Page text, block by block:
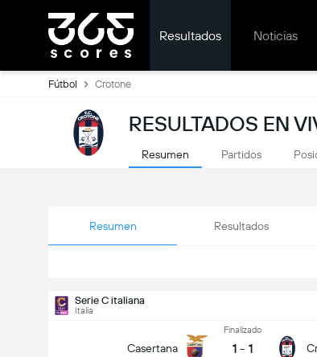
Resultados Noticias
Fútbol Crotone
RESULTADOS EN
Resumen Partidos
Resumen Resultados
Serie C italiana
Italia
Casertana
Finalizado
1 - 1